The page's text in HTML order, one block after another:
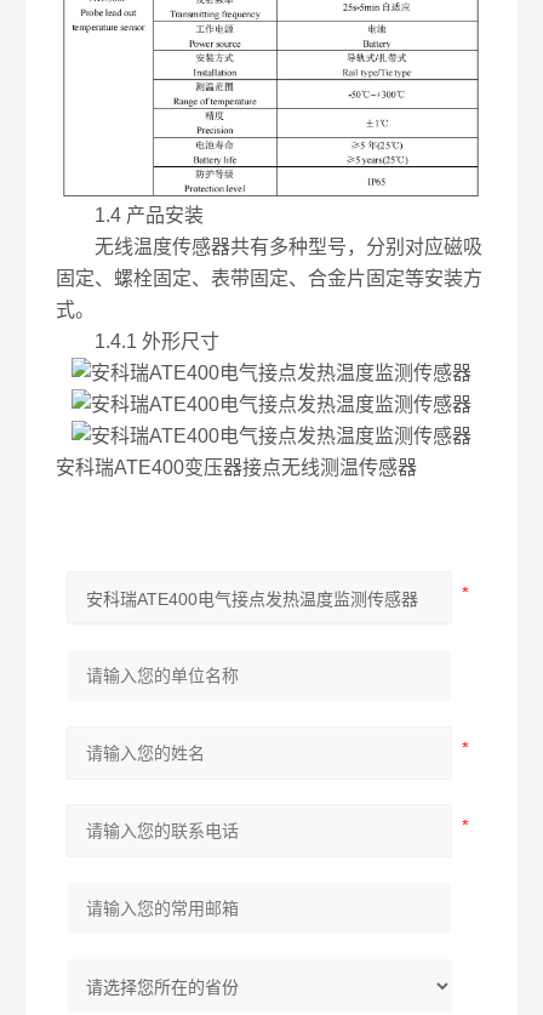
1.4 产品安装
无线温度传感器共有多种型号，分别对应磁吸
固定、螺栓固定、表带固定、合金片固定等安装方
式。
1.4.1 外形尺寸
安科瑞ATE400变压器接点无线测温传感器